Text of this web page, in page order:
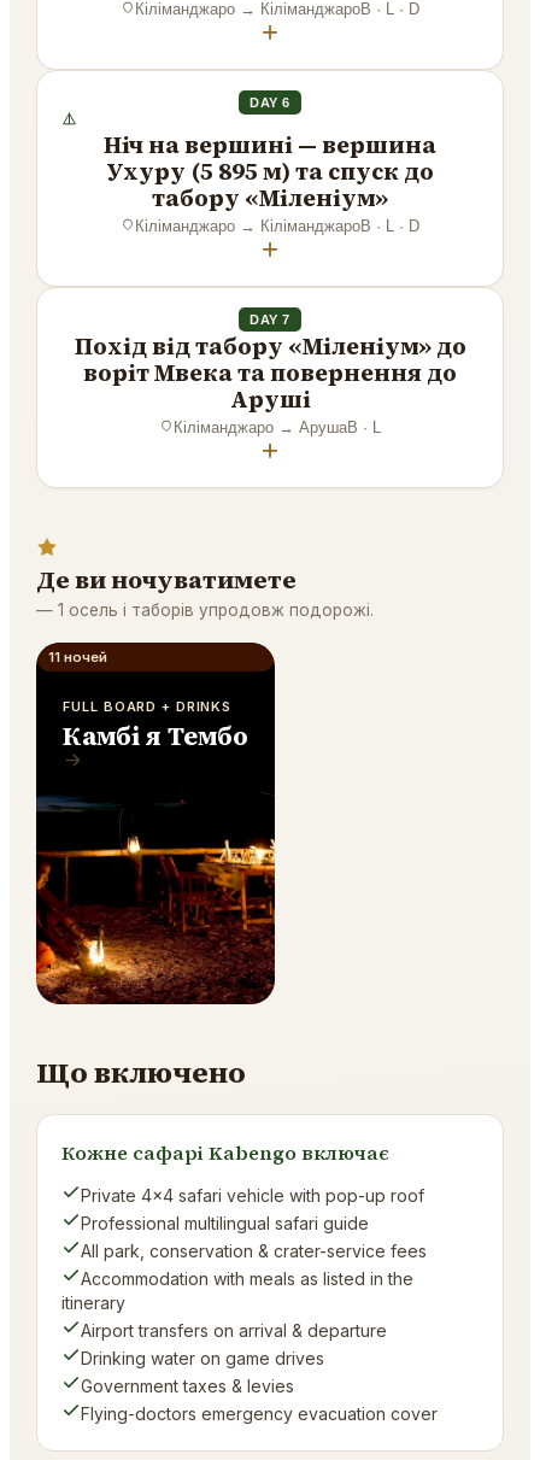
Кіліманджаро → КіліманджароB · L · D
+
DAY 6
Ніч на вершині — вершина
Ухуру (5 895 м) та спуск до
табору «Міленіум»
Кіліманджаро → КіліманджароB · L · D
+
DAY 7
Похід від табору «Міленіум» до
воріт Мвека та повернення до
Аруші
Кіліманджаро → АрушаB · L
+
Де ви ночуватимете
—1 осель і таборів упродовж подорожі.
11 ночей
FULL BOARD + DRINKS
Камбі я Тембо
Що включено
Кожне сафарі Kabengo включає
Private 4×4 safari vehicle with pop-up roof
Professional multilingual safari guide
All park, conservation & crater-service fees
Accommodation with meals as listed in the
itinerary
Airport transfers on arrival & departure
Drinking water on game drives
Government taxes & levies
Flying-doctors emergency evacuation cover